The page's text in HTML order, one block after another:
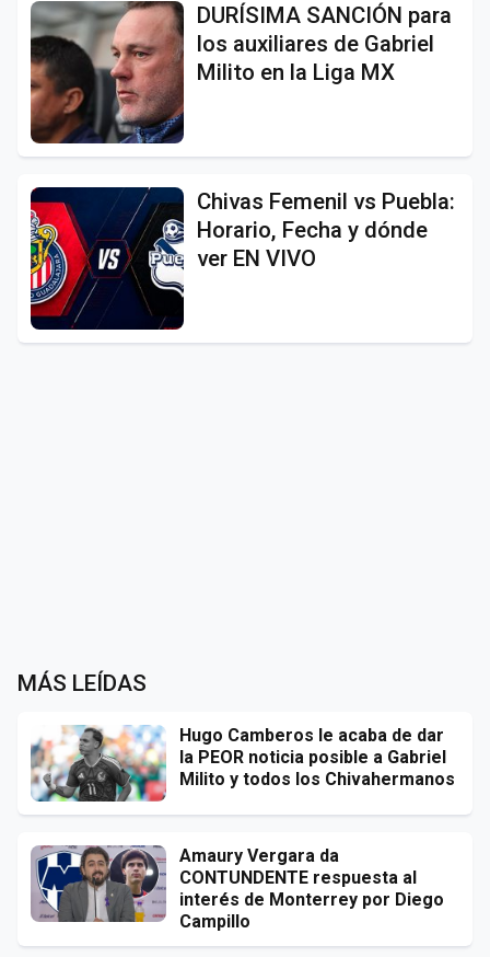
DURÍSIMA SANCIÓN para
los auxiliares de Gabriel
Milito en la Liga MX
Chivas Femenil vs Puebla:
Horario, Fecha y dónde
ver EN VIVO
MÁS LEÍDAS
Hugo Camberos le acaba de dar
la PEOR noticia posible a Gabriel
Milito y todos los Chivahermanos
Amaury Vergara da
CONTUNDENTE respuesta al
interés de Monterrey por Diego
Campillo